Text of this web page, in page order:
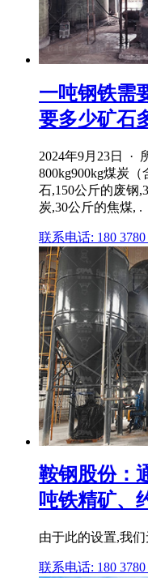
一吨钢铁需
要多少矿石
2024年9月23日 ·
800kg900kg煤炭
石,150公斤的废钢
炭,30公斤的焦煤, .
联系电话: 180 3780
鞍钢股份：
吨铁精矿、
由于此的设置,我
联系电话: 180 3780